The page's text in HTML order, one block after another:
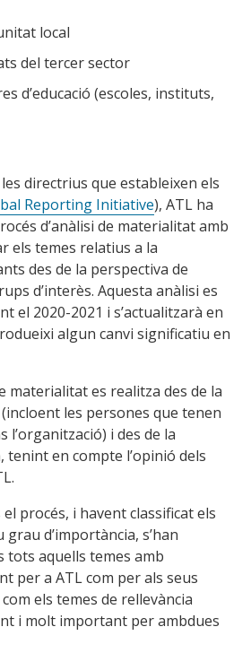
local
del tercer sector
d’educació (escoles, instituts,
directrius que estableixen els
Reporting Initiative), ATL ha
d’anàlisi de materialitat amb
els temes relatius a la
des de la perspectiva de
d’interès. Aquesta anàlisi es
el 2020-2021 i s’actualitzarà en
algun canvi significatiu en
materialitat es realitza des de la
les persones que tenen
l’organització) i des de la
tenint en compte l’opinió dels
procés, i havent classificat els
d’importància, s’han
tots aquells temes amb
per a ATL com per als seus
els temes de rellevància
i molt important per ambdues